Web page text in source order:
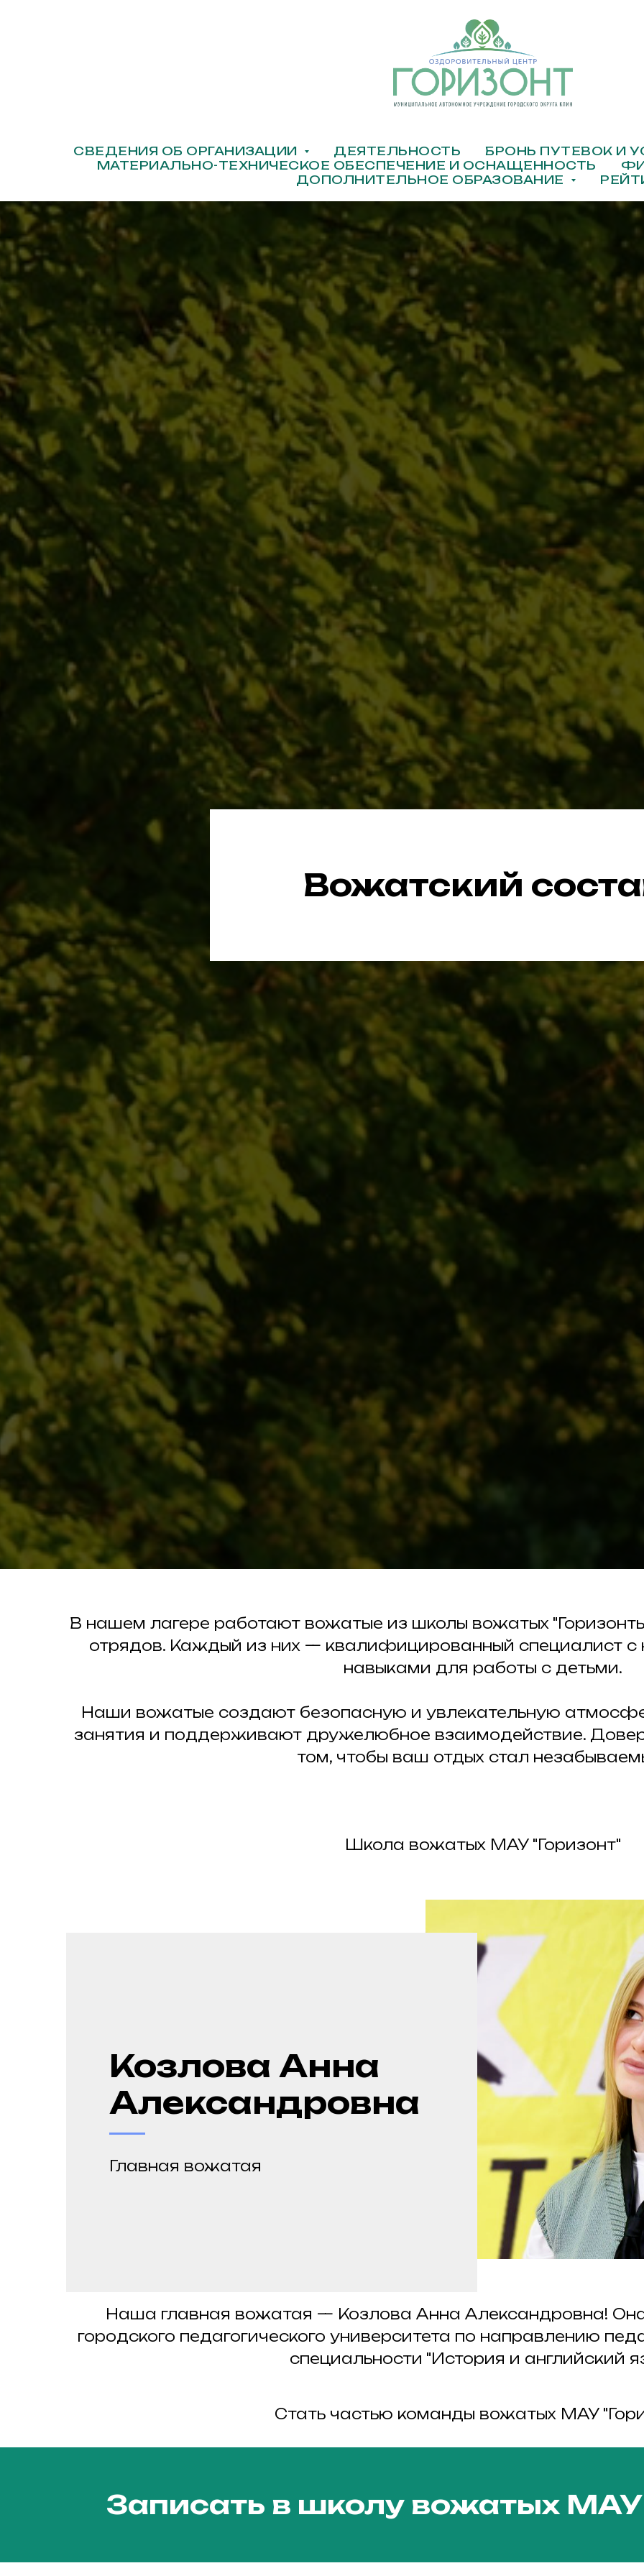
СВЕДЕНИЯ ОБ ОРГАНИЗАЦИИ ДЕЯТЕЛЬНОСТЬ
БРОНЬ ПУТЕВОК И
МАТЕРИАЛЬНО-ТЕХНИЧЕСКОЕ ОБЕСПЕЧЕНИЕ И ОСНАЩЕННОСТЬ
ДОПОЛНИТЕЛЬНОЕ ОБРАЗОВАНИЕ
Вожатский
В нашем лагере работают вожатые из школы вожатых
отрядов. Каждый из них — квалифицированный специалист
навыками для работы с детьми.
Наши вожатые создают безопасную и увлекательную
занятия и поддерживают дружелюбное взаимодействие.
том, чтобы ваш отдых стал
Школа вожатых МАУ "Горизонт"
Козлова Анна
Александровна
Главная вожатая
Наша главная вожатая — Козлова Анна Александровна!
городского педагогического университета по направлению
специальности "История и английский
Стать частью команды вожатых МАУ
Записать в школу вожатых МАУ